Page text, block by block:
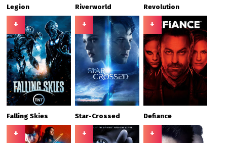
Legion Riverworld Revolution
+
Falling Skies
+
Star-Crossed
+
Defiance
+ + +